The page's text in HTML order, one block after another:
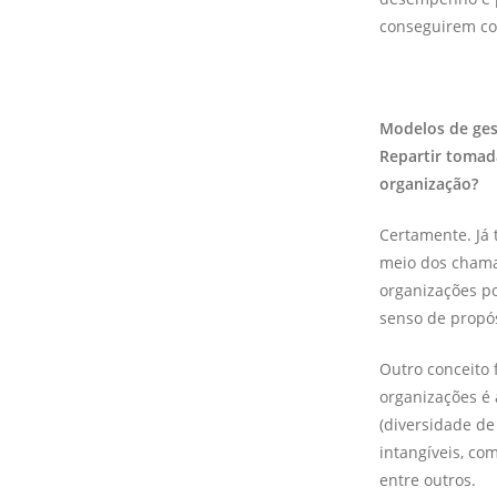
conseguirem
Modelos de
Repartir
organização?
Certamente.
meio dos
organizações
senso de
Outro conceito
organizações
(diversidade
intangíveis,
entre outros.